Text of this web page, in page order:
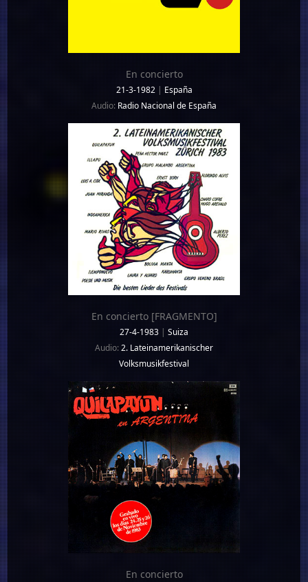
En concierto
21-3-1982|España
Audio: Radio Nacional de España
En concierto [FRAGMENTO]
27-4-1983|Suiza
Audio:2. Lateinamerikanischer
Volksmusikfestival
En concierto